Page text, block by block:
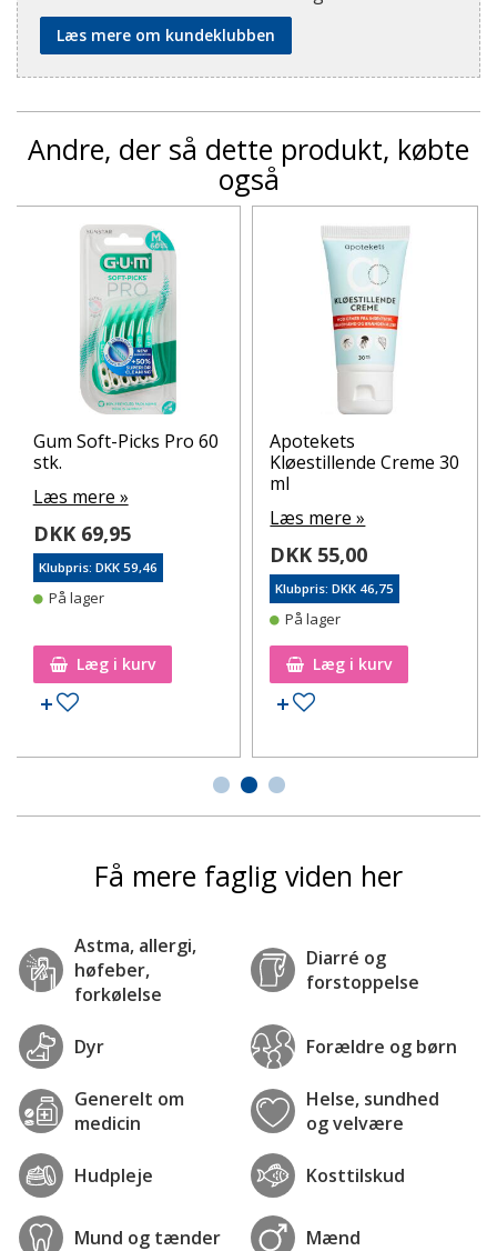
Læs mere om kundeklubben
Andre, der så dette produkt, købte
også
Gum Soft-Picks Pro 60
stk.
Læs mere »
DKK 69,95
Klubpris: DKK 59,46
På lager
Læg i kurv
Tilføj til ønskeseddel
Apotekets
Kløestillende Creme 30
ml
Læs mere »
DKK 55,00
Klubpris: DKK 46,75
På lager
Læg i kurv
Tilføj til ønskeseddel
Få mere faglig viden her
Astma, allergi,
høfeber,
forkølelse
Diarré og
forstoppelse
Dyr Forældre og børn
Generelt om
medicin
Helse, sundhed
og velvære
Hudpleje Kosttilskud
Mund og tænder Mænd